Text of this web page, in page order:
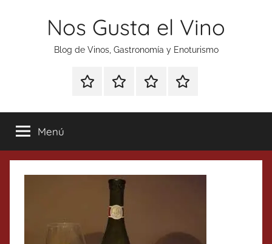
Nos Gusta el Vino
Blog de Vinos, Gastronomía y Enoturismo
Especial
Tonics
Enoturismo
Gastronomía
RankingContacto
Menú